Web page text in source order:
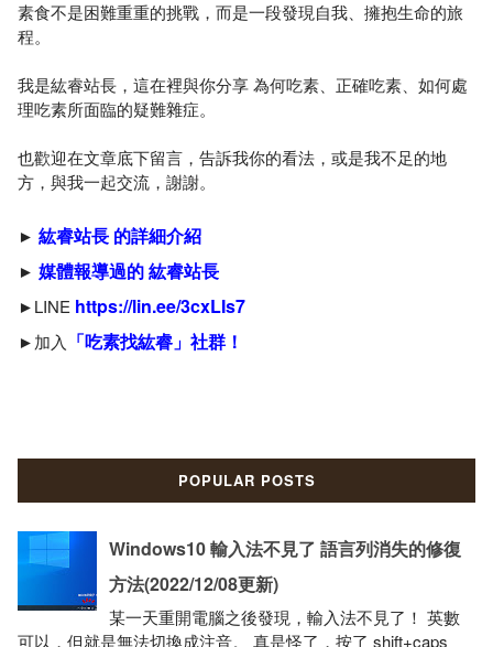
素食不是困難重重的挑戰，而是一段發現自我、擁抱生命的旅
程。
我是紘睿站長，這在裡與你分享 為何吃素、正確吃素、如何處
理吃素所面臨的疑難雜症。
也歡迎在文章底下留言，告訴我你的看法，或是我不足的地
方，與我一起交流，謝謝。
► 紘睿站長 的詳細介紹
► 媒體報導過的 紘睿站長
►LINE https://lin.ee/3cxLIs7
►加入 「吃素找紘睿」社群！
POPULAR POSTS
Windows10 輸入法不見了 語言列消失的修復
方法(2022/12/08更新)
某一天重開電腦之後發現，輸入法不見了！ 英數
可以，但就是無法切換成注音。 真是怪了，按了 shift+caps